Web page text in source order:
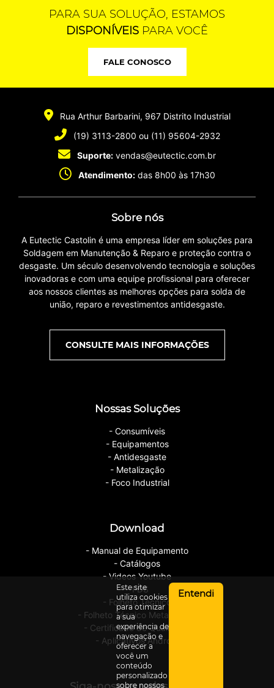
PARA SUA SOLUÇÃO, ESTAMOS
DISPONÍVEIS PARA VOCÊ
FALE CONOSCO
Rua Arthur Barbarini, 967Distrito Industrial
(19) 3113-2800 ou (11) 95604-2932
Suporte: vendas@eutectic.com.br
Atendimento: das 8h00 às 17h30
Sobre nós
A Eutectic Castolin é uma empresa líder em soluções para
Soldagem em Manutenção & Reparo e proteção contra o
desgaste. Um século desenvolvendo tecnologia e soluções
inovadoras e com uma equipe profissional para oferecer
aos nossos clientes as melhores opções para solda de
união, reparo e revestimentos antidesgaste.
CONSULTE MAIS INFORMAÇÕES
Nossas Soluções
- Consumíveis
- Equipamentos
- Antidesgaste
- Metalização
- Foco Industrial
Download
- Manual de Equipamento
- Catálogos
- Videos Youtube
- FDS
- Folheto Técnico
- Folheto Técnico Metalização
- Certificado de Qualidade
- Aplicativos Android
Este site
utiliza cookies
para otimizar
a sua
experiência de
navegação e
oferecer a
você um
conteúdo
personalizado
sobre nossos
Entendi